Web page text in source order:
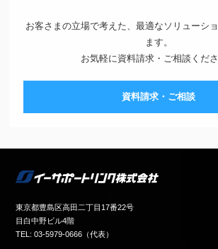
お客さまの立場で考えた、最適なソリューシ
ます。
お気軽に資料請求・ご相談くださ
資料請求・ご相談
東京都豊島区高田二丁目17番22号
目白中野ビル4階
TEL: 03-5979-0666（代表）